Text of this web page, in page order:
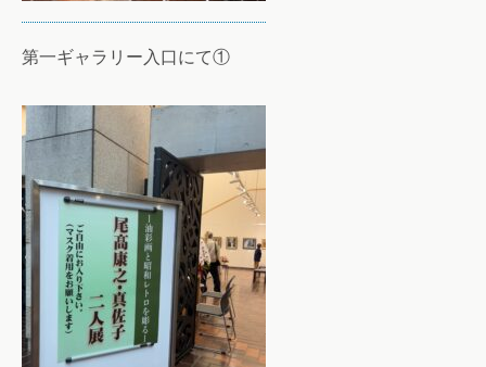
第一ギャラリー入口にて①